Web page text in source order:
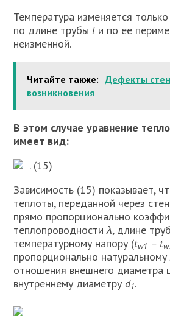
Температура изменяется
по длине трубы l и по ее
неизменной.
Читайте также: Дефекты
возникновения
В этом случае уравнение
имеет вид:
. (15)
Зависимость (15) показывает,
теплоты, переданной через
прямо пропорционально
теплопроводностиλ, длине
температурному напору (tw1 – t
пропорционально
отношения внешнего диаметра
внутреннему диаметру d1.